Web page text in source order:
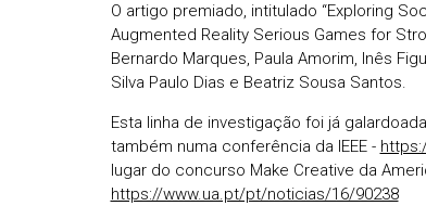
O artigo premiado, intitulado “Exploring
Augmented Reality Serious Games for
Bernardo Marques, Paula Amorim, Inês
Silva Paulo Dias e Beatriz Sousa Santos.
Esta linha de investigação foi já
também numa conferência da IEEE -
lugar do concurso Make Creative da
https://www.ua.pt/pt/noticias/16/90238